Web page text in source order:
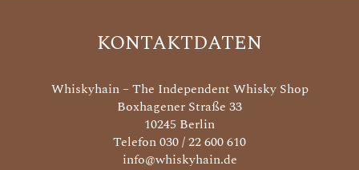
KONTAKTDATEN
Whiskyhain – The Independent Whisky Shop
Boxhagener Straße 33
10245 Berlin
Telefon 030 / 22 600 610
info@whiskyhain.de